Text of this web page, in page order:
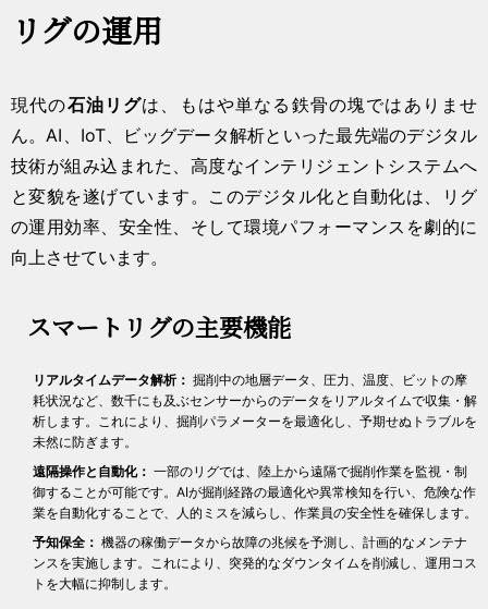
リグの運用
現代の石油リグは、もはや単なる鉄骨の塊ではありませ
ん。AI、IoT、ビッグデータ解析といった最先端のデジタル
技術が組み込まれた、高度なインテリジェントシステムへ
と変貌を遂げています。このデジタル化と自動化は、リグ
の運用効率、安全性、そして環境パフォーマンスを劇的に
向上させています。
スマートリグの主要機能
リアルタイムデータ解析： 掘削中の地層データ、圧力、温度、ビットの摩
耗状況など、数千にも及ぶセンサーからのデータをリアルタイムで収集・解
析します。これにより、掘削パラメーターを最適化し、予期せぬトラブルを
未然に防ぎます。
遠隔操作と自動化： 一部のリグでは、陸上から遠隔で掘削作業を監視・制
御することが可能です。AIが掘削経路の最適化や異常検知を行い、危険な作
業を自動化することで、人的ミスを減らし、作業員の安全性を確保します。
予知保全： 機器の稼働データから故障の兆候を予測し、計画的なメンテナ
ンスを実施します。これにより、突発的なダウンタイムを削減し、運用コス
トを大幅に抑制します。